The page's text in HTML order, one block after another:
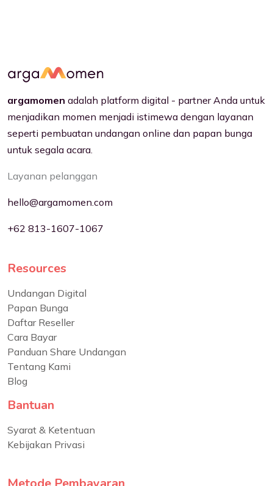
argamomen adalah platform digital - partner Anda untuk
menjadikan momen menjadi istimewa dengan layanan
seperti pembuatan undangan online dan papan bunga
untuk segala acara.
Layanan pelanggan
hello@argamomen.com
+62 813-1607-1067
Resources
Undangan Digital
Papan Bunga
Daftar Reseller
Cara Bayar
Panduan Share Undangan
Tentang Kami
Blog
Bantuan
Syarat & Ketentuan
Kebijakan Privasi